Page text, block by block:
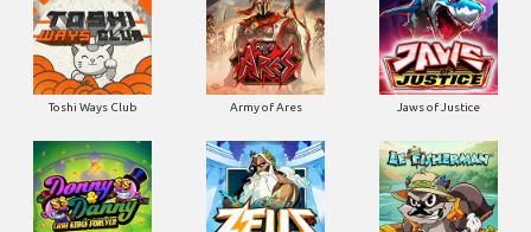
Toshi Ways Club Army of Ares Jaws of Justice